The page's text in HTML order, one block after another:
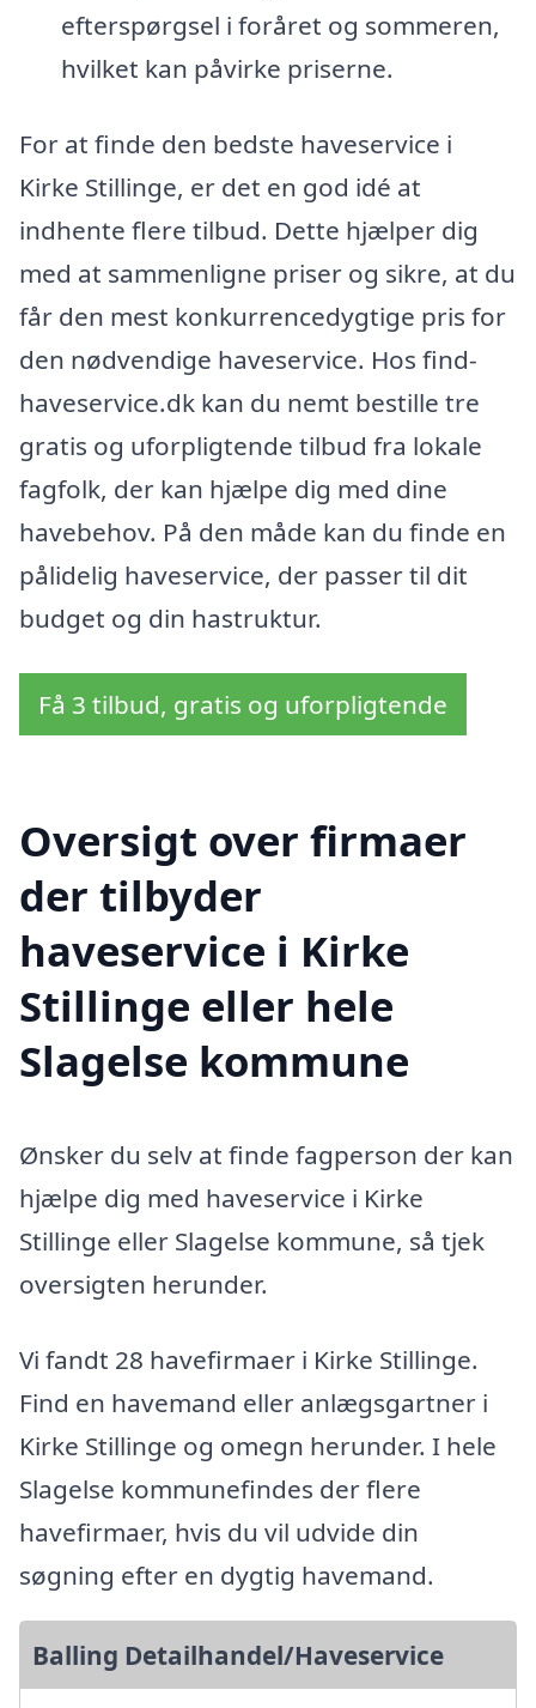
efterspørgsel i foråret og sommeren,
hvilket kan påvirke priserne.
For at finde den bedste haveservice i
Kirke Stillinge, er det en god idé at
indhente flere tilbud. Dette hjælper dig
med at sammenligne priser og sikre, at du
får den mest konkurrencedygtige pris for
den nødvendige haveservice. Hos find-
haveservice.dk kan du nemt bestille tre
gratis og uforpligtende tilbud fra lokale
fagfolk, der kan hjælpe dig med dine
havebehov. På den måde kan du finde en
pålidelig haveservice, der passer til dit
budget og din hastruktur.
Få 3 tilbud, gratis og uforpligtende
Oversigt over firmaer
der tilbyder
haveservice i Kirke
Stillinge eller hele
Slagelse kommune
Ønsker du selv at finde fagperson der kan
hjælpe dig med haveservice i Kirke
Stillinge eller Slagelse kommune, så tjek
oversigten herunder.
Vi fandt 28 havefirmaer i Kirke Stillinge.
Find en havemand eller anlægsgartner i
Kirke Stillinge og omegn herunder. I hele
Slagelse kommunefindes der flere
havefirmaer, hvis du vil udvide din
søgning efter en dygtig havemand.
Balling Detailhandel/Haveservice